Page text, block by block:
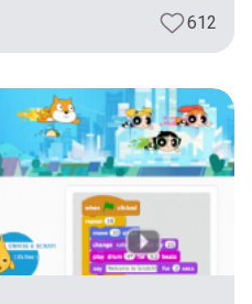
612